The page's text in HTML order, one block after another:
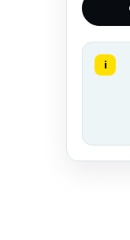
i